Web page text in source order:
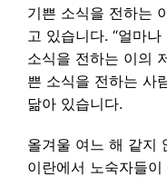
기쁜 소식을 전하는
고 있습니다. “얼마
소식을 전하는 이의
쁜 소식을 전하는 사
닮아 있습니다.
올겨울 여느 해 같지
이란에서 노숙자들